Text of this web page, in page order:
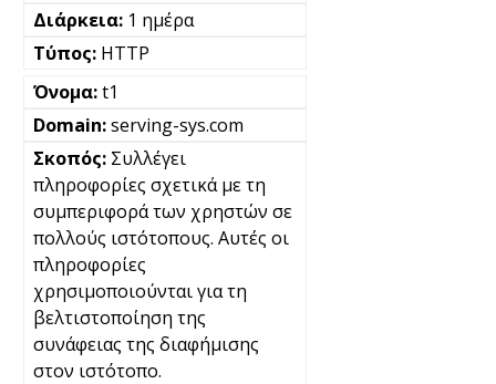
1 ημέρα
HTTP
t1
serving-sys.com
Συλλέγει
πληροφορίες σχετικά με τη
συμπεριφορά των χρηστών σε
πολλούς ιστότοπους. Αυτές οι
πληροφορίες
χρησιμοποιούνται για τη
βελτιστοποίηση της
συνάφειας της διαφήμισης
στον ιστότοπο.